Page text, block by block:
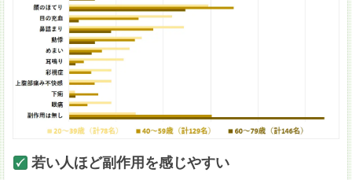
若い人ほど副作用を感じやすい